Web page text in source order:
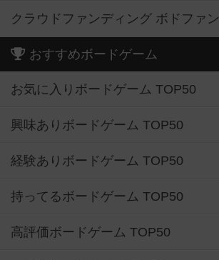
クラウドファンディング ボドファン
おすすめボードゲーム
お気に入りボードゲーム TOP50
興味ありボードゲーム TOP50
経験ありボードゲーム TOP50
持ってるボードゲーム TOP50
高評価ボードゲーム TOP50